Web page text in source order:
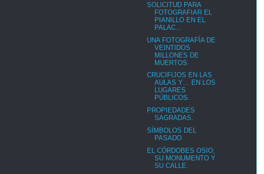
SOLICITUD PARA
FOTOGRAFIAR EL
PIANILLO EN EL
PALAC...
UNA FOTOGRAFÍA DE
VEINTIDOS
MILLONES DE
MUERTOS
CRUCIFIJOS EN LAS
AULAS Y… EN LOS
LUGARES
PÚBLICOS.
PROPIEDADES
SAGRADAS.
SÍMBOLOS DEL
PASADO
EL CÓRDOBES OSIO,
SU MONUMENTO Y
SU CALLE.